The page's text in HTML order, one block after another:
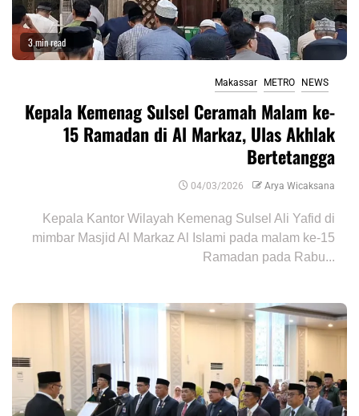
3 min read
Makassar METRO NEWS
Kepala Kemenag Sulsel Ceramah Malam ke-
15 Ramadan di Al Markaz, Ulas Akhlak
Bertetangga
04/03/2026 Arya Wicaksana
Kepala Kantor Wilayah Kemenag Sulsel Ali Yafid di
mimbar Masjid Al Markaz Al Islami pada malam ke-15
Ramadan pada Rabu...